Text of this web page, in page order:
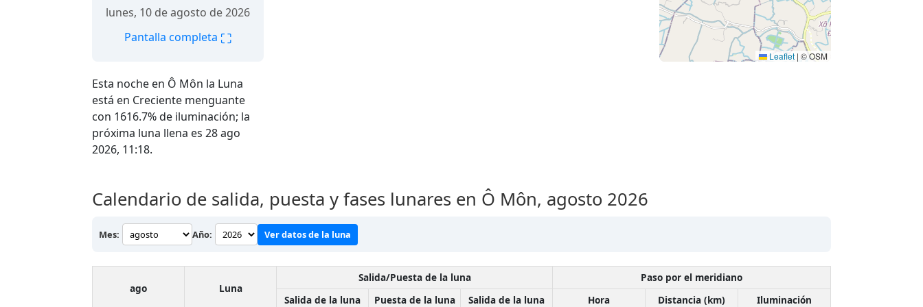
Esta noche en Ô Môn la Luna
está en Creciente menguante
con 1616.7% de iluminación; la
próxima luna llena es 28 ago
2026, 11:18.
lunes, 10 de agosto de 2026
Pantalla completa ⛶
Leaflet | © OSM
Calendario de salida, puesta y fases lunares en Ô Môn, agosto 2026
Mes: Año: Ver datos de la luna
ago Luna
Salida/Puesta de la luna
Paso por el meridiano
Salida de la luna
Puesta de la luna Salida de la luna Hora Distancia (km)
Iluminación